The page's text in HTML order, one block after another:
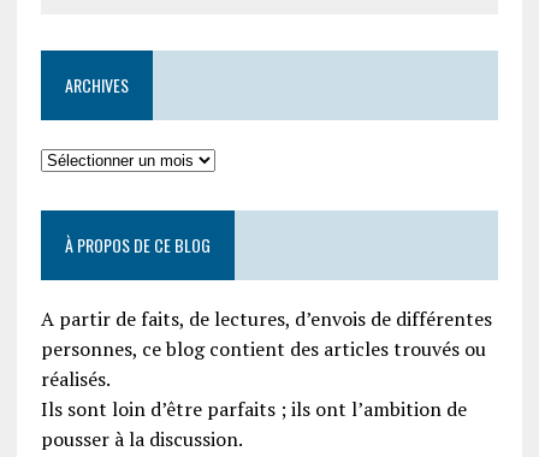
ARCHIVES
À PROPOS DE CE BLOG
A partir de faits, de lectures, d’envois de différentes
personnes, ce blog contient des articles trouvés ou
réalisés.
Ils sont loin d’être parfaits ; ils ont l’ambition de
pousser à la discussion.